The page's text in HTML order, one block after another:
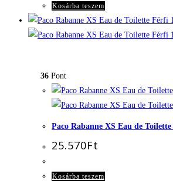
Kosárba teszem
36 Pont
Paco Rabanne XS Eau de
25.570Ft
Kosárba teszem